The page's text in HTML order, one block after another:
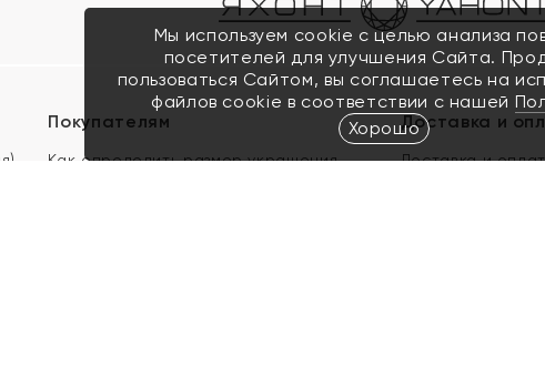
Покупателям
Как определить размер украшения
Доставка и
Доставка и
Мы используем cookie с целью анализа
посетителей для улучшения Сайта.
пользоваться Сайтом, вы соглашаетесь на
файлов cookie в соответствии с нашей
Хорошо